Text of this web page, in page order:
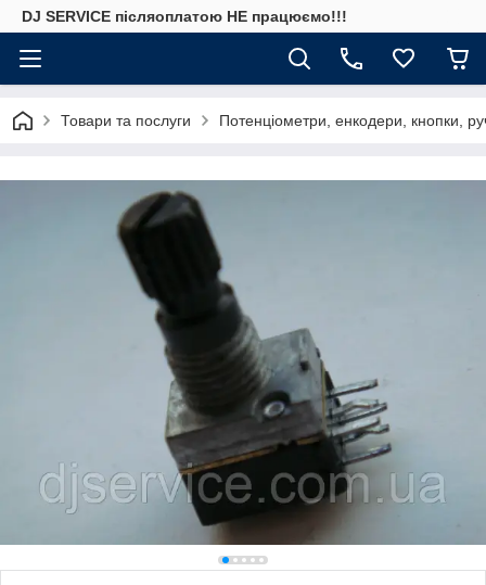
DJ SERVICE пiсляоплатою НЕ працюємо!!!
Товари та послуги Потенціометри, енкодери, кнопки,